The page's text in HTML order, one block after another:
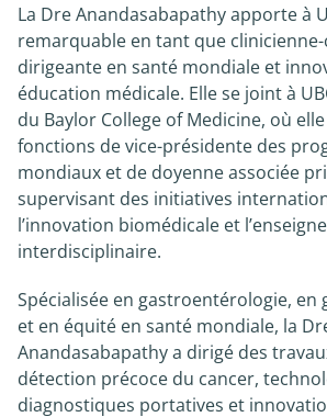
La Dre Anandasabapathy apporte à
remarquable en tant que
dirigeante en santé mondiale et
éducation médicale. Elle se joint à
du Baylor College of Medicine, où
fonctions de vice-présidente des
mondiaux et de doyenne associée
supervisant des initiatives
l’innovation biomédicale et
interdisciplinaire.
Spécialisée en gastroentérologie, en
et en équité en santé mondiale, la
Anandasabapathy a dirigé des
détection précoce du cancer,
diagnostiques portatives et